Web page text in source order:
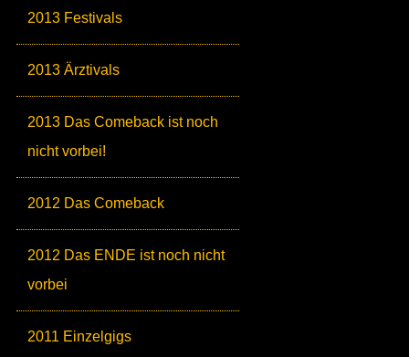
2013 Festivals
2013 Ärztivals
2013 Das Comeback ist noch
nicht vorbei!
2012 Das Comeback
2012 Das ENDE ist noch nicht
vorbei
2011 Einzelgigs